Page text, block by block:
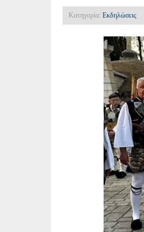
Κατηγορία: Εκδηλώσεις